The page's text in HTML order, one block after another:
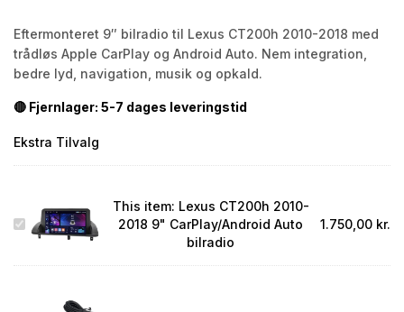
Eftermonteret 9″ bilradio til Lexus CT200h 2010-2018 med
trådløs Apple CarPlay og Android Auto. Nem integration,
bedre lyd, navigation, musik og opkald.
🔴 Fjernlager: 5-7 dages leveringstid
Ekstra Tilvalg
Lexus
CT200h
This item: Lexus CT200h 2010-
2018 9" CarPlay/Android Auto
bilradio
1.750,00 kr.